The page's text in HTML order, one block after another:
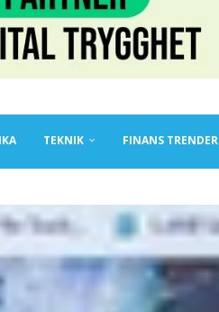
TEKNIK FINANS TRENDER